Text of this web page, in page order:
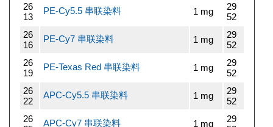
26
13
PE-Cy5.5 串联染料 1 mg
29
52
26
16
PE-Cy7 串联染料 1 mg
29
52
26
19
PE-Texas Red 串联染料 1 mg
29
52
26
22
APC-Cy5.5 串联染料 1 mg
29
52
26
APC-Cy7 串联染料 1 mg
29